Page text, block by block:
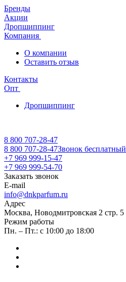
Бренды
Акции
Дропшиппинг
Компания
О компании
Оставить отзыв
Контакты
Опт
Дропшиппинг
8 800 707-28-47
8 800 707-28-47Звонок бесплатный
+7 969 999-15-47
+7 969 999-54-70
Заказать звонок
E-mail
info@dnkparfum.ru
Адрес
Москва, Новодмитровская 2 стр. 5
Режим работы
Пн. – Пт.: с 10:00 до 18:00